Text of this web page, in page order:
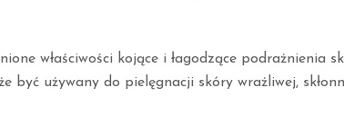
właściwości kojące i łagodzące podrażnienia
być używany do pielęgnacji skóry wrażliwej,